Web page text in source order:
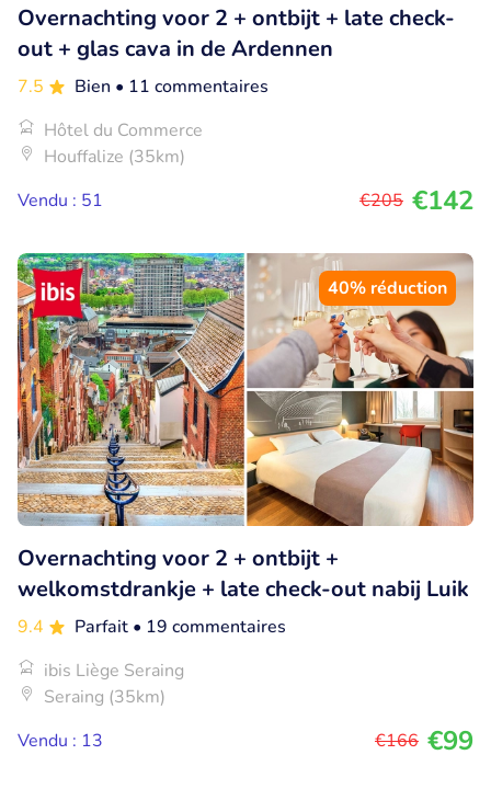
Overnachting voor 2 + ontbijt + late check-
out + glas cava in de Ardennen
7.5 Bien • 11 commentaires
Hôtel du Commerce
Houffalize (35km)
Vendu : 51
€205 €142
40% réduction
Overnachting voor 2 + ontbijt +
welkomstdrankje + late check-out nabij Luik
9.4 Parfait • 19 commentaires
ibis Liège Seraing
Seraing (35km)
Vendu : 13
€166 €99